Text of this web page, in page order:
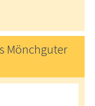
Mönchguter